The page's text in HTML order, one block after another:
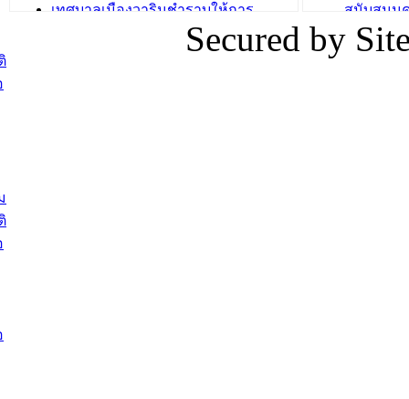
เทศบาลเมืองวารินชำราบให้การ
ต้อนรับพนักงานเทศบาลผู้ผ่านการ
สรรหาให้ดำรงตำแหน่งสายงานผู้
สนับสนุน
ภัยน้ำท่วม
ภาพบรร
Secured by